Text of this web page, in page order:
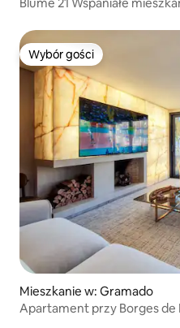
Wybór gości
Wybór gości
Mieszkanie w: Gramado
Apartament przy Borges de